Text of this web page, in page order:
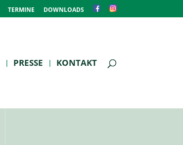
TERMINE DOWNLOADS
PRESSE KONTAKT